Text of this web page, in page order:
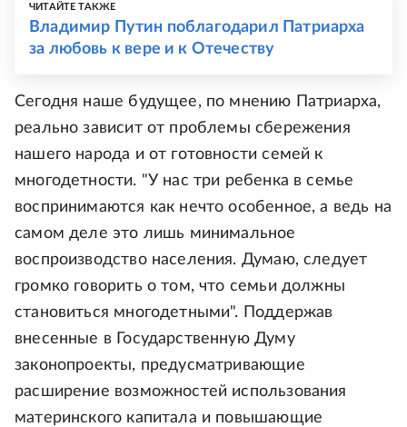
ЧИТАЙТЕ ТАКЖЕ
Владимир Путин поблагодарил Патриарха
за любовь к вере и к Отечеству
Сегодня наше будущее, по мнению Патриарха,
реально зависит от проблемы сбережения
нашего народа и от готовности семей к
многодетности. "У нас три ребенка в семье
воспринимаются как нечто особенное, а ведь на
самом деле это лишь минимальное
воспроизводство населения. Думаю, следует
громко говорить о том, что семьи должны
становиться многодетными". Поддержав
внесенные в Государственную Думу
законопроекты, предусматривающие
расширение возможностей использования
материнского капитала и повышающие